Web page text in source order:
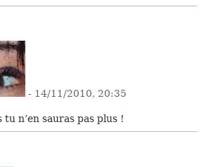
- 14/11/2010, 20:35
tu n’en sauras pas plus !